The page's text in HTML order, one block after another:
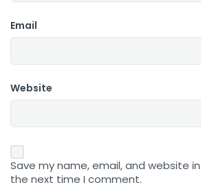
Email
Website
Save my name, email, and website
the next time I comment.